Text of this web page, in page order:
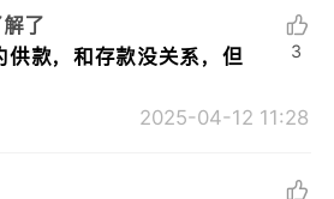
了
供款，和存款没关系，但
2025-04-12 11:28
3